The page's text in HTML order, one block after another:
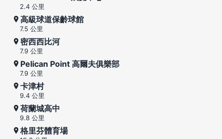
2.4 公里
高級球道保齡球館
7.5 公里
密西西比河
7.9 公里
Pelican Point 高爾夫俱樂部
7.9 公里
卡津村
9.4 公里
荷蘭城高中
9.8 公里
格里芬體育場